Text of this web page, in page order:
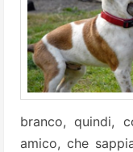
branco, quindi,
amico, che